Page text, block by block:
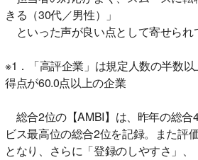
きる（30代／男性）」
といった声が良い点として寄せられ
※1．「高評企業」は規定人数の半数
得点が60.0点以上の企業
総合2位の【AMBI】は、昨年の総合
ビス最高位の総合2位を記録。また評
となり、さらに「登録のしやすさ」